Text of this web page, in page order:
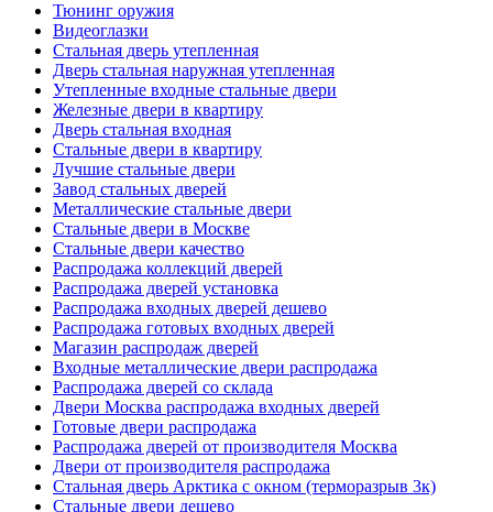
Тюнинг оружия
Видеоглазки
Стальная дверь утепленная
Дверь стальная наружная утепленная
Утепленные входные стальные двери
Железные двери в квартиру
Дверь стальная входная
Стальные двери в квартиру
Лучшие стальные двери
Завод стальных дверей
Металлические стальные двери
Стальные двери в Москве
Стальные двери качество
Распродажа коллекций дверей
Распродажа дверей установка
Распродажа входных дверей дешево
Распродажа готовых входных дверей
Магазин распродаж дверей
Входные металлические двери распродажа
Распродажа дверей со склада
Двери Москва распродажа входных дверей
Готовые двери распродажа
Распродажа дверей от производителя Москва
Двери от производителя распродажа
Стальная дверь Арктика с окном (терморазрыв 3к)
Стальные двери дешево